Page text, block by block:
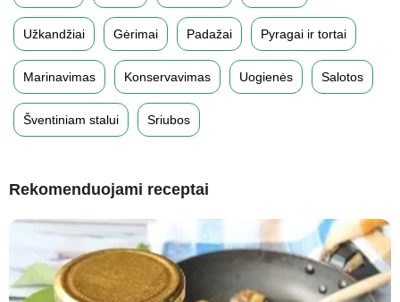
Užkandžiai Gėrimai Padažai Pyragai ir tortai
Marinavimas Konservavimas Uogienės Salotos
Šventiniam stalui Sriubos
Rekomenduojami receptai